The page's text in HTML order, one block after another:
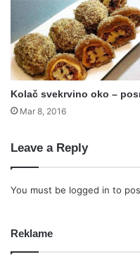
Kolač svekrvino oko –
Mar 8, 2016
Leave a Reply
You must be logged in to
Reklame